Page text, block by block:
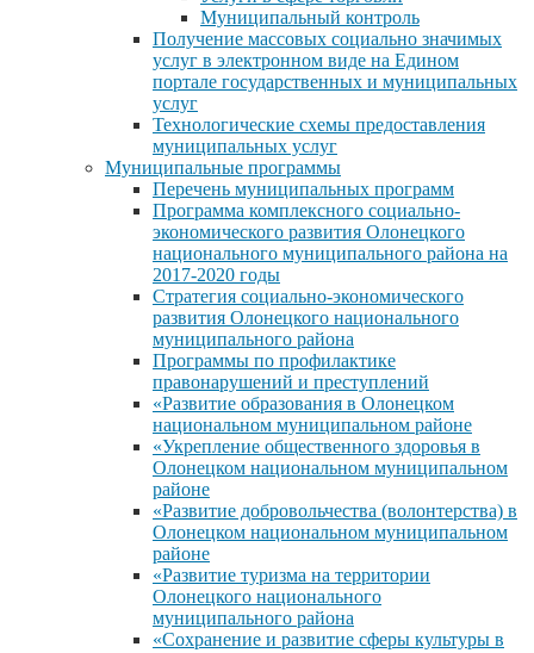
Муниципальный контроль
Получение массовых социально значимых
услуг в электронном виде на Едином
портале государственных и муниципальных
услуг
Технологические схемы предоставления
муниципальных услуг
Муниципальные программы
Перечень муниципальных программ
Программа комплексного социально-
экономического развития Олонецкого
национального муниципального района на
2017-2020 годы
Стратегия социально-экономического
развития Олонецкого национального
муниципального района
Программы по профилактике
правонарушений и преступлений
«Развитие образования в Олонецком
национальном муниципальном районе
«Укрепление общественного здоровья в
Олонецком национальном муниципальном
районе
«Развитие добровольчества (волонтерства) в
Олонецком национальном муниципальном
районе
«Развитие туризма на территории
Олонецкого национального
муниципального района
«Сохранение и развитие сферы культуры в